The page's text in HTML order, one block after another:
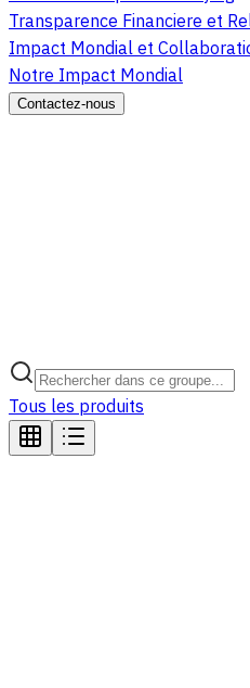
Transparence Financiere et
Impact Mondial et
Notre Impact Mondial
Contactez-nous
Tous les produits